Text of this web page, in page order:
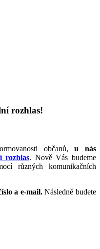
rozhlas!
občanů,u nás
rozhlas. Nově Vás budeme
různých komunikačních
a e-mail.Následně budete